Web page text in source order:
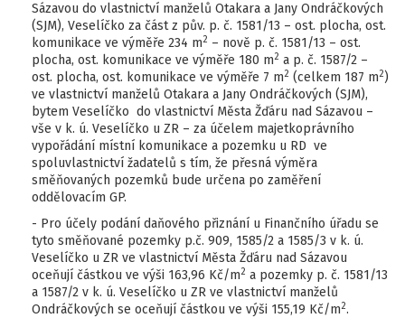
Sázavou do vlastnictví manželů Otakara a Jany Ondráčkových
(SJM), Veselíčko za část z pův. p. č. 1581/13 – ost. plocha, ost.
komunikace ve výměře 234 m2 – nově p. č. 1581/13 – ost.
plocha, ost. komunikace ve výměře 180 m2 a p. č. 1587/2 –
ost. plocha, ost. komunikace ve výměře 7 m2 (celkem 187 m2)
ve vlastnictví manželů Otakara a Jany Ondráčkových (SJM),
bytem Veselíčko do vlastnictví Města Žďáru nad Sázavou –
vše v k. ú. Veselíčko u ZR – za účelem majetkoprávního
vypořádání místní komunikace a pozemku u RD ve
spoluvlastnictví žadatelů s tím, že přesná výměra
směňovaných pozemků bude určena po zaměření
oddělovacím GP.
- Pro účely podání daňového přiznání u Finančního úřadu se
tyto směňované pozemky p.č. 909, 1585/2 a 1585/3 v k. ú.
Veselíčko u ZR ve vlastnictví Města Žďáru nad Sázavou
oceňují částkou ve výši 163,96 Kč/m2 a pozemky p. č. 1581/13
a 1587/2 v k. ú. Veselíčko u ZR ve vlastnictví manželů
Ondráčkových se oceňují částkou ve výši 155,19 Kč/m2.